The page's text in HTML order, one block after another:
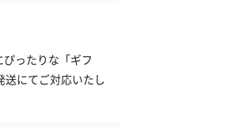
ったりな「ギフ
送にてご対応いたし